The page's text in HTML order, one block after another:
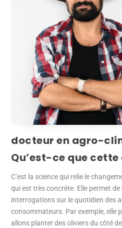
docteur en agro-
Qu’est-ce que
C’est la science qui relie le
qui est très concrète. Elle permet
interrogations sur le quotidien des
consommateurs. Par exemple, elle
allons planter des oliviers du côté